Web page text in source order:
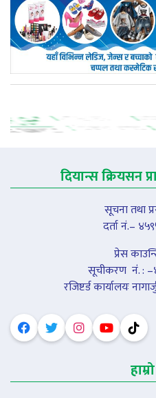
दियान्स क्रियसन
सूचना तथा
दर्ता नं.–
प्रेस
सूचीकरण नंं. :
रजिष्टर्ड कार्यालयः